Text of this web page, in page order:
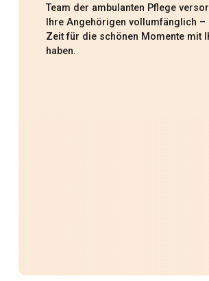
Team der ambulanten Pflege
Ihre Angehörigen vollumfänglich –
Zeit für die schönen Momente mit
haben.